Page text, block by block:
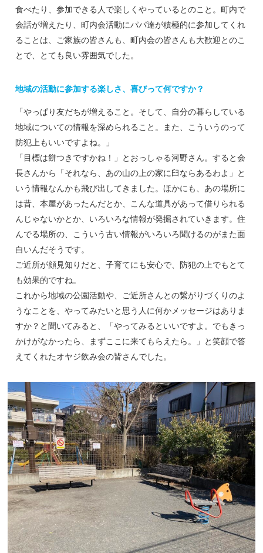
食べたり、参加できる人で楽しくやっているとのこと。町内で
会話が増えたり、町内会活動にパパ達が積極的に参加してくれ
ることは、ご家族の皆さんも、町内会の皆さんも大歓迎とのこ
とで、とても良い雰囲気でした。
地域の活動に参加する楽しさ、喜びって何ですか？
「やっぱり友だちが増えること。そして、自分の暮らしている
地域についての情報を深められること。また、こういうのって
防犯上もいいですよね。」
「目標は餅つきですかね！」とおっしゃる河野さん。すると会
長さんから「それなら、あの山の上の家に臼ならあるわよ」と
いう情報なんかも飛び出してきました。ほかにも、あの場所に
は昔、本屋があったんだとか、こんな道具があって借りられる
んじゃないかとか、いろいろな情報が発掘されていきます。住
んでる場所の、こういう古い情報がいろいろ聞けるのがまた面
白いんだそうです。
ご近所が顔見知りだと、子育てにも安心で、防犯の上でもとて
も効果的ですね。
これから地域の公園活動や、ご近所さんとの繋がりづくりのよ
うなことを、やってみたいと思う人に何かメッセージはありま
すか？と聞いてみると、「やってみるといいですよ。でもきっ
かけがなかったら、まずここに来てもらえたら。」と笑顔で答
えてくれたオヤジ飲み会の皆さんでした。